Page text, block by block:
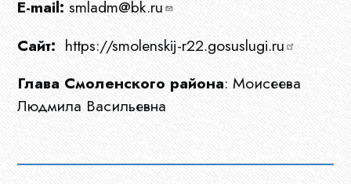
E-mail: smladm@bk.ru
Сайт: https://smolenskij-r22.gosuslugi.ru
Глава Смоленского района: Моисеева
Людмила Васильевна